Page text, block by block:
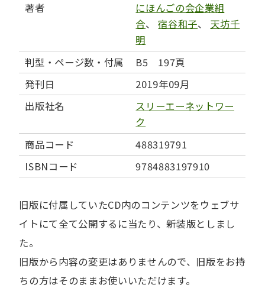
著者
にほんごの会企業組
合、宿谷和子、 天坊千
明
判型・ページ数・付属
B5 197頁
発刊日
2019年09月
出版社名
スリーエーネットワー
ク
商品コード
488319791
ISBNコード
9784883197910
旧版に付属していたCD内のコンテンツをウェブサ
イトにて全て公開するに当たり、新装版としまし
た。
旧版から内容の変更はありませんので、旧版をお持
ちの方はそのままお使いいただけます。